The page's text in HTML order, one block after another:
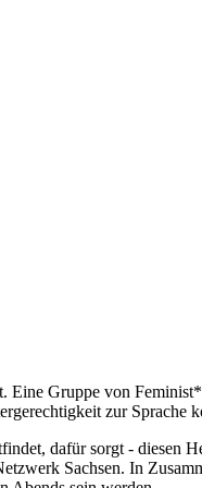
Eine Gruppe von
zur Sprache
dafür sorgt - diesen
Sachsen. In